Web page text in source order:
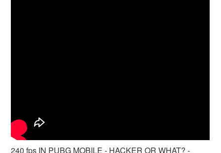
240 fps IN PUBG MOBILE - HACKER OR WHAT? -